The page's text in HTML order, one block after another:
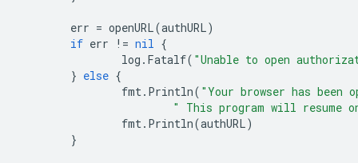
err = openURL(authURL)
if err != nil {
log . Fatalf( "Unable to open
} else {
fmt. Println( "Your browser has been
" This program will resume
fmt. Println(authURL)
}